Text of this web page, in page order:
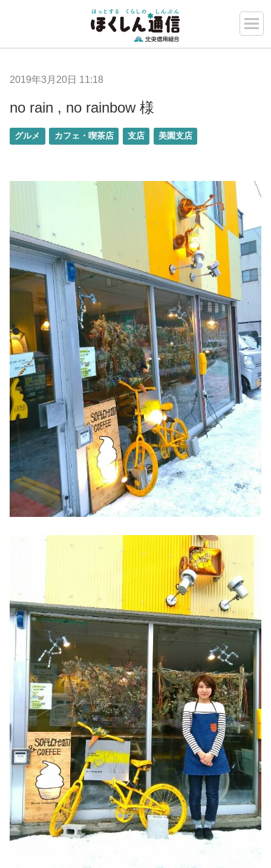
2019年3月20日 11:18
no rain , no rainbow 様
グルメ カフェ・喫茶店 支店 美園支店